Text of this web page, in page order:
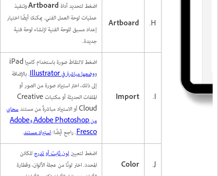
H.
Artboard
اضغط لتحديد أداةArtboardوتنفيذ
عمليات لوحة العمل الفني. يمكنك أيضًا اختيار
إعداد مسبق للوحة الفنية لإنشاء لوحة فنية
جديدة.
I.
Import
اضغط لالتقاط صورة باستخدام كاميرا iPad
ووضعها مباشرة في Illustrator
. بالإضافة
إلى ذلك، اختر استيراد صورة من الصور أو
الملفات الحديثة أو مكتبات Creative
Cloud أو الاستيراد مباشرةً من مستند
سحابي
من Adobe Photoshop وAdobe
Fresco
.راجع أيضًا:استيراد مستند.
J.
Color
اضغط لتعيينلون ثابت أو تدرجللكائن
المحدد. اختر لونًا من عجلة الألوان، وقطارة